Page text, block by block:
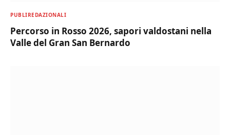
PUBLIREDAZIONALI
Percorso in Rosso 2026, sapori valdostani nella
Valle del Gran San Bernardo